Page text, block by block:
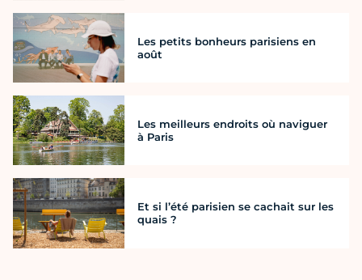
Les petits bonheurs parisiens en
août
Les meilleurs endroits où naviguer
à Paris
Et si l’été parisien se cachait sur les
quais ?